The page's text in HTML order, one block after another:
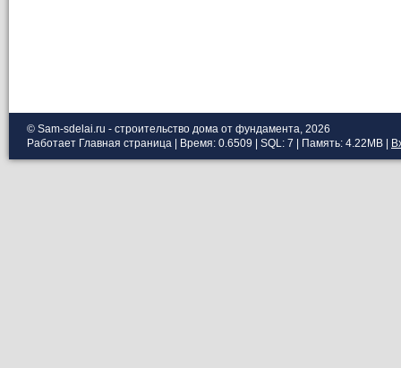
© Sam-sdelai.ru - строительство дома от фундамента, 2026
Работает Главная страница | Время: 0.6509 | SQL: 7 | Память: 4.22MB